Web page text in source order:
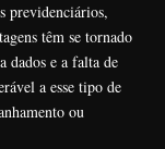
previdenciários,
têm se tornado
dados e a falta de
a esse tipo de
ou